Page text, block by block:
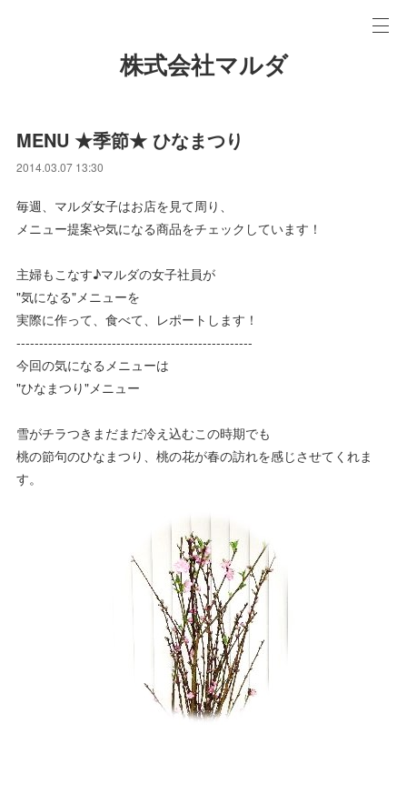
株式会社マルダ
MENU ★季節★ ひなまつり
2014.03.07 13:30
毎週、マルダ女子はお店を見て周り、
メニュー提案や気になる商品をチェックしています！
主婦もこなす♪マルダの女子社員が
"気になる"メニューを
実際に作って、食べて、レポートします！
----------------------------------------------------
今回の気になるメニューは
"ひなまつり"メニュー
雪がチラつきまだまだ冷え込むこの時期でも
桃の節句のひなまつり、桃の花が春の訪れを感じさせてくれま
す。